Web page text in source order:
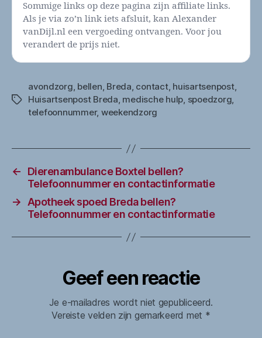
Sommige links op deze pagina zijn affiliate links.
Als je via zo’n link iets afsluit, kan Alexander
vanDijl.nl een vergoeding ontvangen. Voor jou
verandert de prijs niet.
Tags
avondzorg, bellen, Breda, contact, huisartsenpost,
Huisartsenpost Breda, medische hulp, spoedzorg,
telefoonnummer, weekendzorg
←
Dierenambulance Boxtel bellen?
Telefoonnummer en contactinformatie
→
Apotheek spoed Breda bellen?
Telefoonnummer en contactinformatie
Geef een reactie
Je e-mailadres wordt niet gepubliceerd.
Vereiste velden zijn gemarkeerd met *